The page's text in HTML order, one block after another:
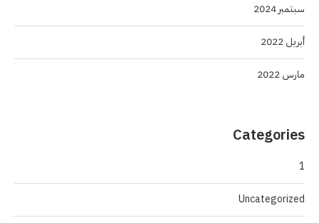
سبتمبر 2024
أبريل 2022
مارس 2022
Categories
1
Uncategorized